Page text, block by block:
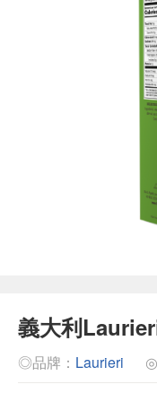
義大利
◎品牌： Laurieri